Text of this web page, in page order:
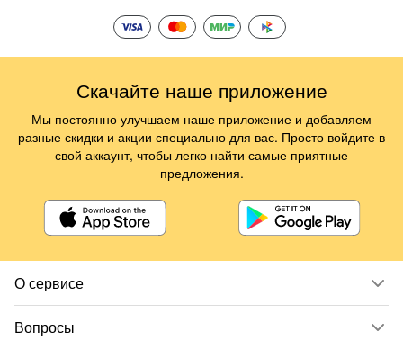
О сервисе
Вопросы
Скачайте наше приложение
Мы постоянно улучшаем наше приложение и добавляем
разные скидки и акции специально для вас. Просто войдите в
свой аккаунт, чтобы легко найти самые приятные
предложения.